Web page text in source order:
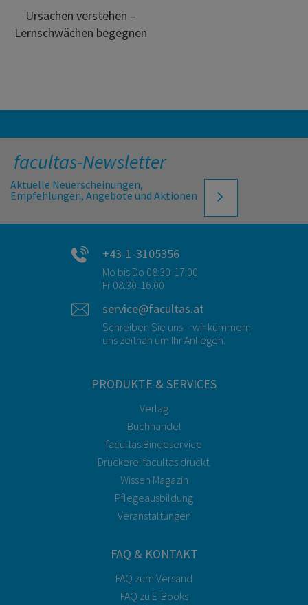
Ursachen verstehen –
Lernschwächen begegnen
facultas-Newsletter
Aktuelle Neuerscheinungen,
Empfehlungen, Angebote und Aktionen
+43-1-3105356
Mo bis Do 08:30-17:00
Fr 08:30-16:00
service@facultas.at
Schreiben Sie uns – wir kümmern
uns zeitnah um Ihr Anliegen.
PRODUKTE & SERVICES
Verlag
Buchhandel
facultas Bindeservice
Druckerei facultas druckt.
Wissen Magazin
Pflegeausbildung
Veranstaltungen
FAQ & KONTAKT
FAQ zum Versand
FAQ zu E-Books